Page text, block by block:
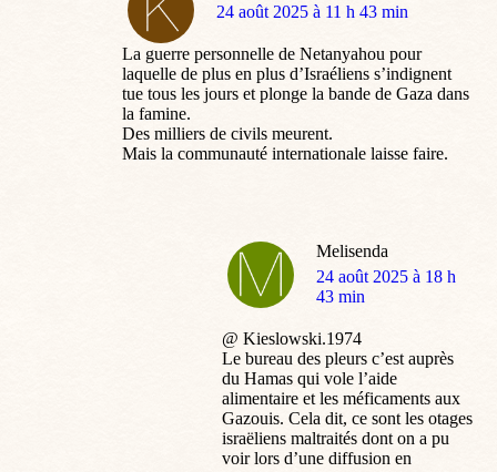
dit
24 août 2025 à 11 h 43 min
La guerre personnelle de Netanyahou pour
laquelle de plus en plus d’Israéliens s’indignent
tue tous les jours et plonge la bande de Gaza dans
la famine.
Des milliers de civils meurent.
Mais la communauté internationale laisse faire.
Melisenda
dit
:
24 août 2025 à 18 h
43 min
@ Kieslowski.1974
Le bureau des pleurs c’est auprès
du Hamas qui vole l’aide
alimentaire et les méficaments aux
Gazouis. Cela dit, ce sont les otages
israëliens maltraités dont on a pu
voir lors d’une diffusion en